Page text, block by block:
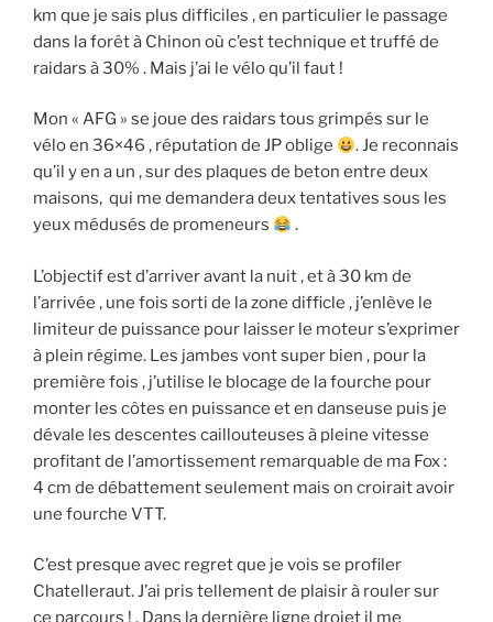
km que je sais plus difficiles , en particulier le passage
dans la forêt à Chinon où c’est technique et truffé de
raidars à 30% . Mais j’ai le vélo qu’il faut !
Mon « AFG » se joue des raidars tous grimpés sur le
vélo en 36×46 , réputation de JP oblige
. Je reconnais
qu’il y en a un , sur des plaques de beton entre deux
maisons, qui me demandera deux tentatives sous les
yeux médusés de promeneurs
.
L’objectif est d’arriver avant la nuit , et à 30 km de
l’arrivée , une fois sorti de la zone difficle , j’enlève le
limiteur de puissance pour laisser le moteur s’exprimer
à plein régime. Les jambes vont super bien , pour la
première fois , j’utilise le blocage de la fourche pour
monter les côtes en puissance et en danseuse puis je
dévale les descentes caillouteuses à pleine vitesse
profitant de l’amortissement remarquable de ma Fox :
4 cm de débattement seulement mais on croirait avoir
une fourche VTT.
C’est presque avec regret que je vois se profiler
Chatelleraut. J’ai pris tellement de plaisir à rouler sur